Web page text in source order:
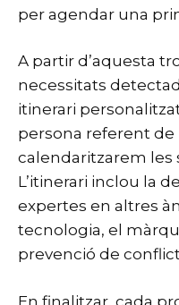
per agendar una
A partir d’aquesta
necessitats
itinerari
persona referent de
calendaritzarem les
L’itinerari inclou la
expertes en altres
tecnologia, el
prevenció de
En finalitzar, cada